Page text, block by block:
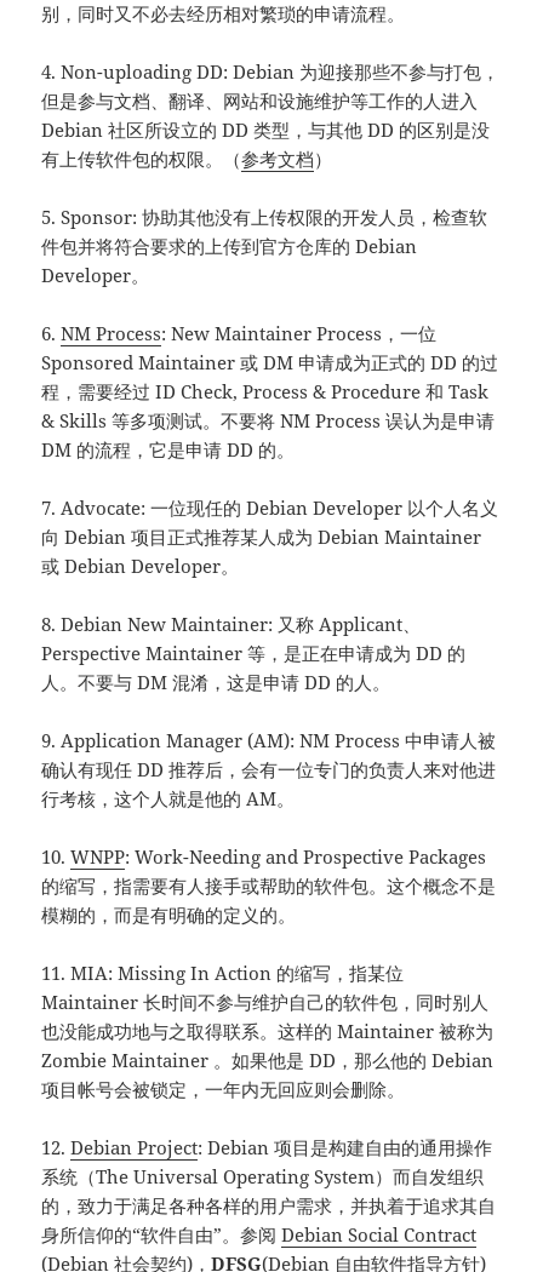
别，同时又不必去经历相对繁琐的申请流程。
4. Non-uploading DD: Debian 为迎接那些不参与打包，
但是参与文档、翻译、网站和设施维护等工作的人进入
Debian 社区所设立的 DD 类型，与其他 DD 的区别是没
有上传软件包的权限。（参考文档）
5. Sponsor: 协助其他没有上传权限的开发人员，检查软
件包并将符合要求的上传到官方仓库的 Debian
Developer。
6.NM Process: New Maintainer Process，一位
Sponsored Maintainer 或 DM 申请成为正式的 DD 的过
程，需要经过 ID Check, Process & Procedure 和 Task
& Skills 等多项测试。不要将 NM Process 误认为是申请
DM 的流程，它是申请 DD 的。
7. Advocate: 一位现任的 Debian Developer 以个人名义
向 Debian 项目正式推荐某人成为 Debian Maintainer
或 Debian Developer。
8. Debian New Maintainer: 又称 Applicant、
Perspective Maintainer 等，是正在申请成为 DD 的
人。不要与 DM 混淆，这是申请 DD 的人。
9. Application Manager (AM): NM Process 中申请人被
确认有现任 DD 推荐后，会有一位专门的负责人来对他进
行考核，这个人就是他的 AM。
10.WNPP: Work-Needing and Prospective Packages
的缩写，指需要有人接手或帮助的软件包。这个概念不是
模糊的，而是有明确的定义的。
11. MIA: Missing In Action 的缩写，指某位
Maintainer 长时间不参与维护自己的软件包，同时别人
也没能成功地与之取得联系。这样的 Maintainer 被称为
Zombie Maintainer 。如果他是 DD，那么他的 Debian
项目帐号会被锁定，一年内无回应则会删除。
12.Debian Project: Debian 项目是构建自由的通用操作
系统（The Universal Operating System）而自发组织
的，致力于满足各种各样的用户需求，并执着于追求其自
身所信仰的“软件自由”。参阅Debian Social Contract
(Debian 社会契约)，DFSG(Debian 自由软件指导方针)